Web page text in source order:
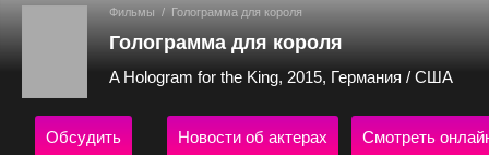
Фильмы / Голограмма для короля
Голограмма для короля
A Hologram for the King, 2015, Германия / США
Обсудить Новости об актерах Смотреть